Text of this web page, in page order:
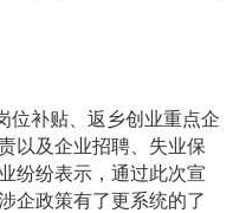
位补贴、返乡创业重点企
以及企业招聘、失业保
纷纷表示，通过此次宣
企政策有了更系统的了